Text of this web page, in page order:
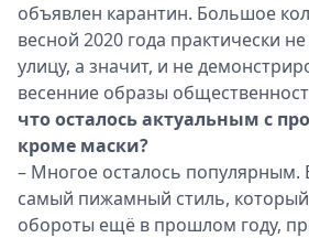
объявлен карантин. Большое
весной 2020 года практически
улицу, а значит, и не
весенние образы
что осталось актуальным с
кроме маски?
– Многое осталось популярным.
самый пижамный стиль,
обороты ещё в прошлом году,